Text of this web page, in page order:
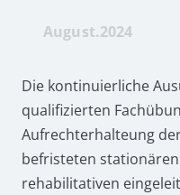
August.2024
Die kontinuierliche
qualifizierten
Aufrechterhalteung
befristeten
rehabilitativen